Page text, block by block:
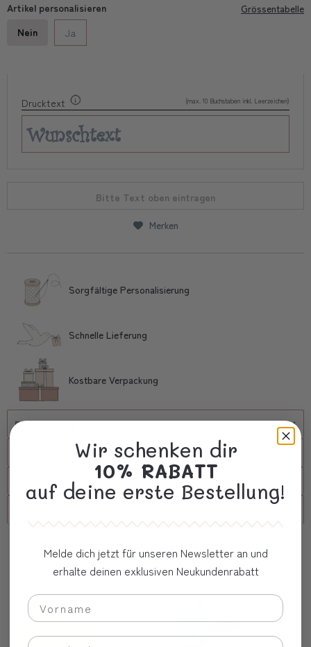
Grössentabelle
Artikel personalisieren
Nein
Ja
Drucktext (max. 10 Buchstaben inkl. Leerzeichen)
Bitte Text oben eintragen
Merken
Sorgfältige Personalisierung
Schnelle Lieferung
Kostbare Verpackung
Beschreibung
Oft zusammen gekauft
Wir schenken dir
10% RABATT
auf deine erste Bestellung!
Melde dich jetzt für unseren Newsletter an und
erhalte deinen exklusiven Neukundenrabatt